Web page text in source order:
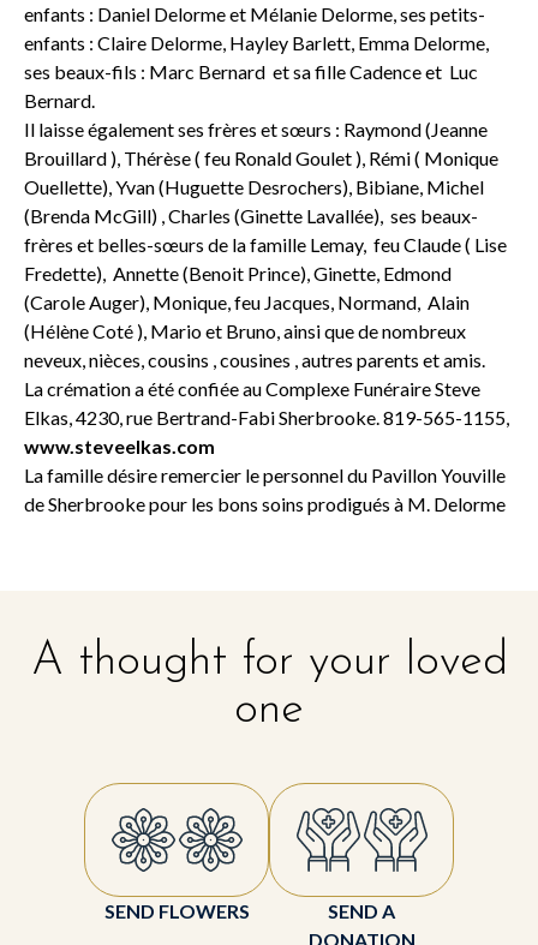
enfants : Daniel Delorme et Mélanie Delorme, ses petits-
enfants : Claire Delorme, Hayley Barlett, Emma Delorme,
ses beaux-fils : Marc Bernard et sa fille Cadence et Luc
Bernard.
Il laisse également ses frères et sœurs : Raymond (Jeanne
Brouillard ), Thérèse ( feu Ronald Goulet ), Rémi ( Monique
Ouellette), Yvan (Huguette Desrochers), Bibiane, Michel
(Brenda McGill) , Charles (Ginette Lavallée), ses beaux-
frères et belles-sœurs de la famille Lemay, feu Claude ( Lise
Fredette), Annette (Benoit Prince), Ginette, Edmond
(Carole Auger), Monique, feu Jacques, Normand, Alain
(Hélène Coté ), Mario et Bruno, ainsi que de nombreux
neveux, nièces, cousins , cousines , autres parents et amis.
La crémation a été confiée au Complexe Funéraire Steve
Elkas, 4230, rue Bertrand-Fabi Sherbrooke. 819-565-1155,
www.steveelkas.com
La famille désire remercier le personnel du Pavillon Youville
de Sherbrooke pour les bons soins prodigués à M. Delorme
A thought for your loved
one
SEND FLOWERS
SEND A
DONATION